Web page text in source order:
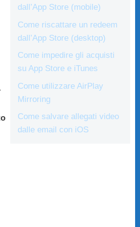
dall’App Store (mobile)
Come riscattare un redeem
dall’App Store (desktop)
Come impedire gli acquisti
su App Store e iTunes
Come utilizzare AirPlay
Mirroring
Come salvare allegati video
dalle email con iOS